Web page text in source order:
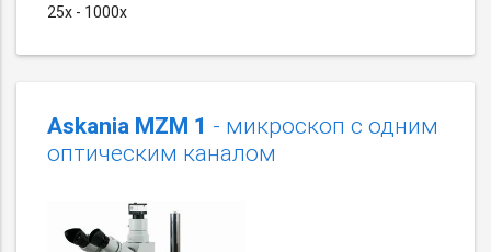
25х - 1000х
Askania MZM 1 - микроскоп с одним
оптическим каналом